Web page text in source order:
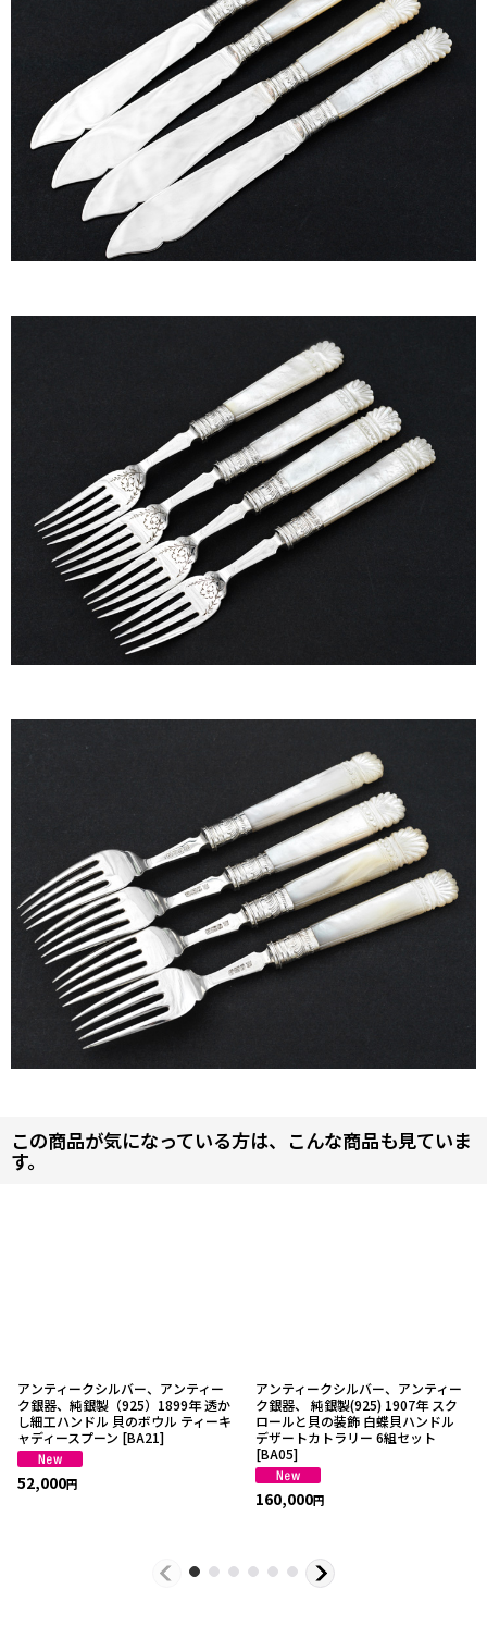
この商品が気になっている方は、こんな商品も見ていま
す。
アンティークシルバー、アンティー
ク銀器、純銀製（925）1899年 透か
し細工ハンドル 貝のボウル ティーキ
ャディースプーン [BA21]
52,000円
アンティークシルバー、アンティー
ク銀器、 純銀製(925) 1907年 スク
ロールと貝の装飾 白蝶貝ハンドル
デザートカトラリー 6組セット
[BA05]
160,000円